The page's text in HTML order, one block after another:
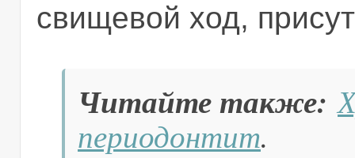
свищевой ход,
Читайте также:
периодонтит.